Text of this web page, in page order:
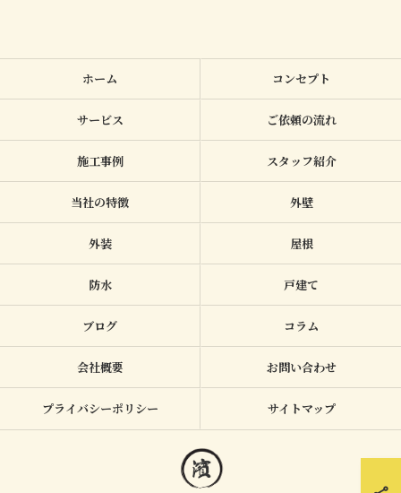
ホーム コンセプト
サービス ご依頼の流れ
施工事例 スタッフ紹介
当社の特徴 外壁
外装 屋根
防水 戸建て
ブログ コラム
会社概要 お問い合わせ
プライバシーポリシー サイトマップ